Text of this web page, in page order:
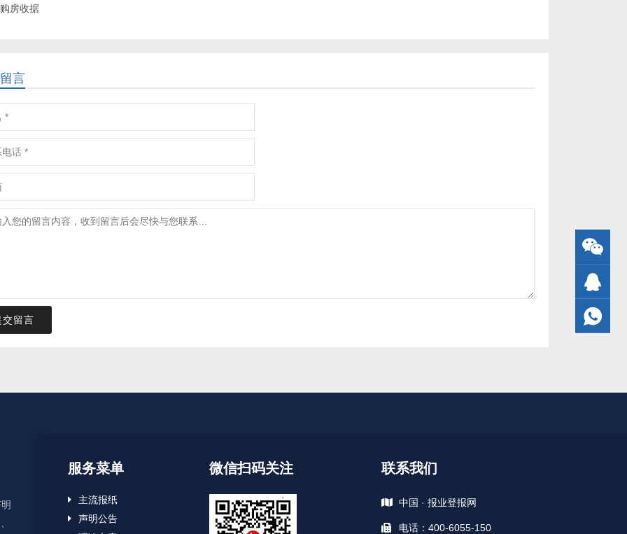
购房收据
言
交留言
服务菜单
主流报纸
声明公告
微信扫码关注 联系我们
中国 · 报业登报网
电话：400-6055-150